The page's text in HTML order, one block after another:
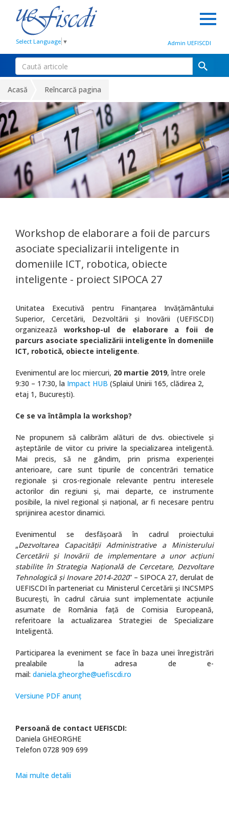
Select Language ▼ Admin UEFISCDI
Acasă Reîncarcă pagina
Workshop de elaborare a foii de parcurs
asociate specializarii inteligente in
domeniile ICT, robotica, obiecte
inteligente - proiect SIPOCA 27
Unitatea Executivă pentru Finanțarea Invățământului
Superior, Cercetării, Dezvoltării și Inovării (UEFISCDI)
organizează workshop-ul de elaborare a foii de
parcurs asociate specializării inteligente în domeniile
ICT, robotică, obiecte inteligente.
Evenimentul are loc miercuri, 20 martie 2019, între orele
9:30 – 17:30, la Impact HUB (Splaiul Unirii 165, clădirea 2,
etaj 1, București).
Ce se va întâmpla la workshop?
Ne propunem să calibrăm alături de dvs. obiectivele și
așteptările de viitor cu privire la specializarea inteligentă.
Mai precis, să ne gândim, prin prisma experienței
anterioare, care sunt tipurile de concentrări tematice
regionale și cros-regionale relevante pentru interesele
actorilor din regiuni și, mai departe, ce instrumente
posibile, la nivel regional și național, ar fi necesare pentru
sprijinirea acestor dinamici.
Evenimentul se desfășoară în cadrul proiectului
„Dezvoltarea Capacității Administrative a Ministerului
Cercetării și Inovării de implementare a unor acțiuni
stabilite în Strategia Națională de Cercetare, Dezvoltare
Tehnologică și Inovare 2014-2020” – SIPOCA 27, derulat de
UEFISCDI în parteneriat cu Ministerul Cercetării și INCSMPS
București, în cadrul căruia sunt implementate acțiunile
asumate de România față de Comisia Europeană,
referitoare la actualizarea Strategiei de Specializare
Inteligentă.
Participarea la eveniment se face în baza unei înregistrări
prealabile la adresa de e-
mail: daniela.gheorghe@uefiscdi.ro
Versiune PDF anunţ
Persoană de contact UEFISCDI:
Daniela GHEORGHE
Telefon 0728 909 699
Mai multe detalii